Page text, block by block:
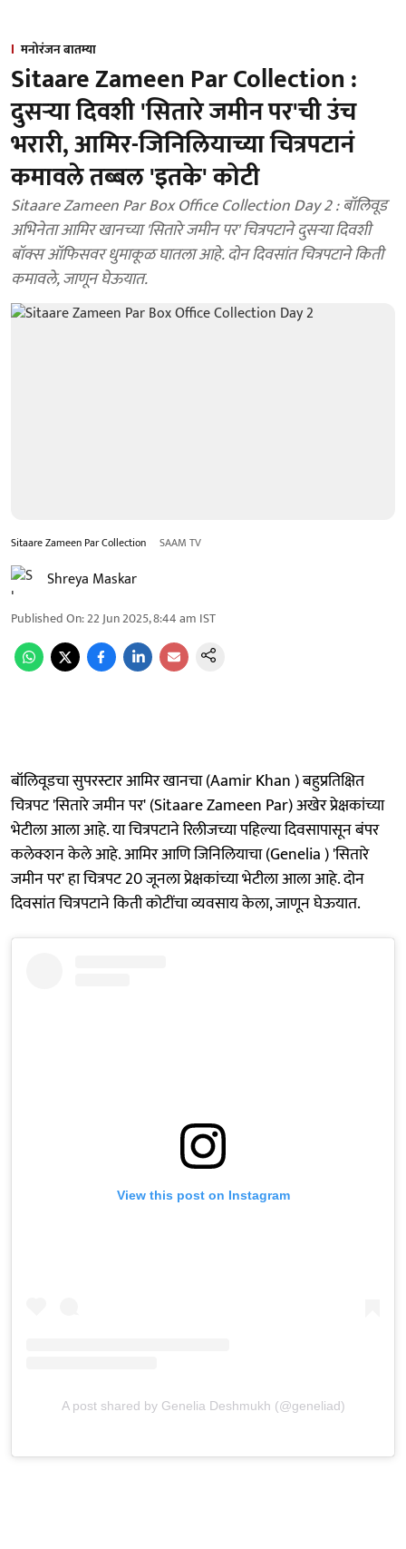
मनोरंजन बातम्या
Sitaare Zameen Par Collection :
दुसऱ्या दिवशी 'सितारे जमीन पर'ची उंच
भरारी, आमिर-जिनिलियाच्या चित्रपटानं
कमावले तब्बल 'इतके' कोटी
Sitaare Zameen Par Box Office Collection Day 2 : बॉलिवूड
अभिनेता आमिर खानच्या 'सितारे जमीन पर' चित्रपटाने दुसऱ्या दिवशी
बॉक्स ऑफिसवर धुमाकूळ घातला आहे. दोन दिवसांत चित्रपटाने किती
कमावले, जाणून घेऊयात.
Sitaare Zameen Par Collection SAAM TV
Shreya Maskar
Published On:22 Jun 2025, 8:44 am IST
बॉलिवूडचा सुपरस्टार आमिर खानचा (Aamir Khan ) बहुप्रतिक्षित
चित्रपट 'सितारे जमीन पर' (Sitaare Zameen Par) अखेर प्रेक्षकांच्या
भेटीला आला आहे. या चित्रपटाने रिलीजच्या पहिल्या दिवसापासून बंपर
कलेक्शन केले आहे. आमिर आणि जिनिलियाचा (Genelia ) 'सितारे
जमीन पर' हा चित्रपट 20 जूनला प्रेक्षकांच्या भेटीला आला आहे. दोन
दिवसांत चित्रपटाने किती कोटींचा व्यवसाय केला, जाणून घेऊयात.
View this post on Instagram
A post shared by Genelia Deshmukh (@geneliad)